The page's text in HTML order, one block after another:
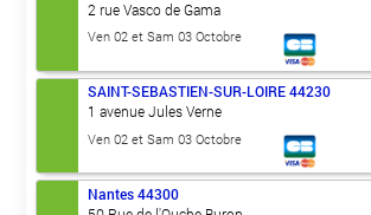
2 rue Vasco de Gama
Ven 02 et Sam 03 Octobre
SAINT-SEBASTIEN-SUR-LOIRE 44230
1 avenue Jules Verne
Ven 02 et Sam 03 Octobre
Nantes 44300